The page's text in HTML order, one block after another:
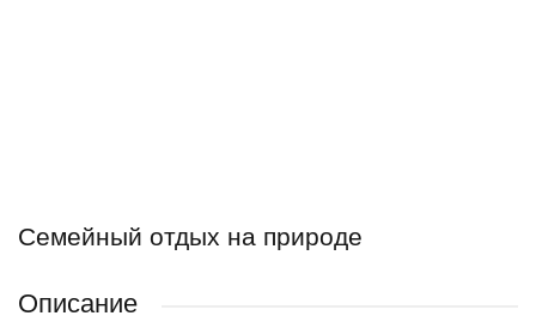
Семейный отдых на природе
Описание